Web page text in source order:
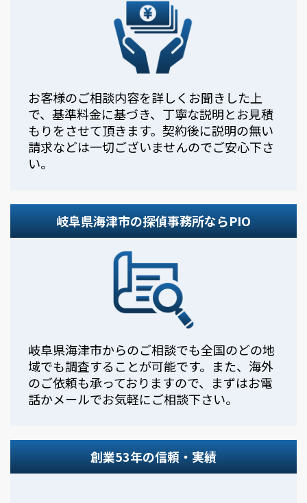
お客様のご相談内容を詳しくお聞きした上
で、基準料金に基づき、丁寧な説明とお見積
もりをさせて頂きます。契約後に説明の無い
請求などは一切ございませんのでご安心下さ
い。
岐阜県海津市の探偵事務所ならPIO
岐阜県海津市からのご相談でも全国のどの地
域でも調査することが可能です。また、海外
のご依頼も承っておりますので、まずはお電
話かメールでお気軽にご相談下さい。
創業53年の信頼・実績